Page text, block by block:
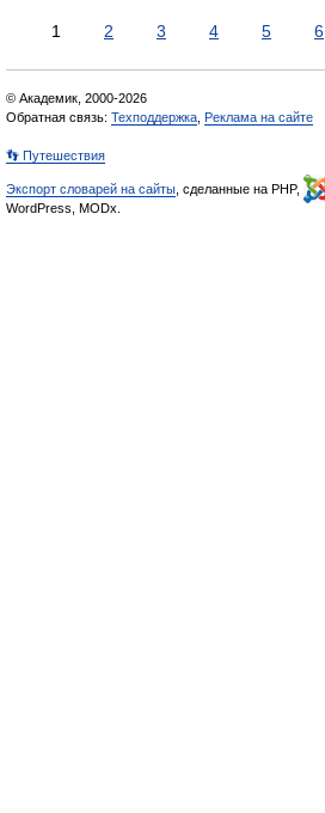
1 2 3 4 5 6
© Академик, 2000-2026
Обратная связь: Техподдержка Реклама на сайте
👣 Путешествия
Экспорт словарей на сайты , сделанные на PHP,
WordPress, MODx.